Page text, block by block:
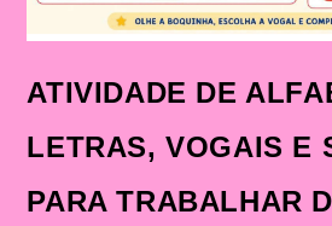
ATIVIDADE DE
LETRAS, VOGAIS E
PARA TRABALHAR